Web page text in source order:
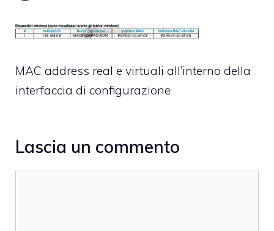
MAC address real e virtuali all’interno della
interfaccia di configurazione
Lascia un commento